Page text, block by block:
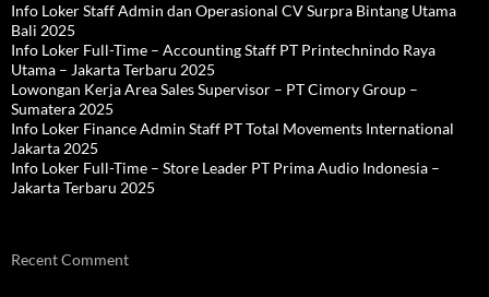
Info Loker Staff Admin dan Operasional CV Surpra Bintang Utama
Bali 2025
Info Loker Full-Time – Accounting Staff PT Printechnindo Raya
Utama – Jakarta Terbaru 2025
Lowongan Kerja Area Sales Supervisor – PT Cimory Group –
Sumatera 2025
Info Loker Finance Admin Staff PT Total Movements International
Jakarta 2025
Info Loker Full-Time – Store Leader PT Prima Audio Indonesia –
Jakarta Terbaru 2025
Recent Comment